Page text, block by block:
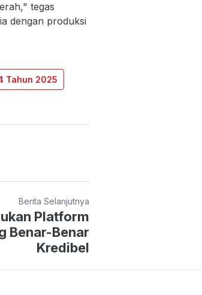
tegas
dengan produksi
Tahun 2025
Berita Selanjutnya
Platform
Benar-Benar
Kredibel